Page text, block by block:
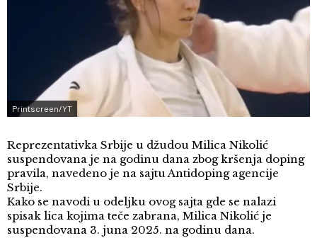
Printscreen/YT
Reprezentativka Srbije u džudou Milica Nikolić
suspendovana je na godinu dana zbog kršenja doping
pravila, navedeno je na sajtu Antidoping agencije
Srbije.
Kako se navodi u odeljku ovog sajta gde se nalazi
spisak lica kojima teče zabrana, Milica Nikolić je
suspendovana 3. juna 2025. na godinu dana.